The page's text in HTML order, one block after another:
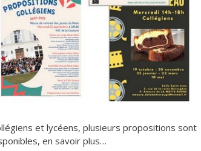
et lycéens, plusieurs propositions sont
en savoir plus…